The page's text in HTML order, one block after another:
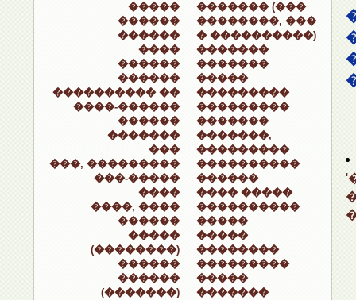
�����
������
������
����
������
������
���������� ��
����-������
������
�������
���
���, ���������
���-�����
����
����, ����
������
�����
(��������)
������
������
(�������)
������� (���
��������, ���
� ����������)
�������
�������
�����
���������
���������
�������
�������,
���������
����������
������
���� �����
����������
�����
�����
��������
���������
�����
�������